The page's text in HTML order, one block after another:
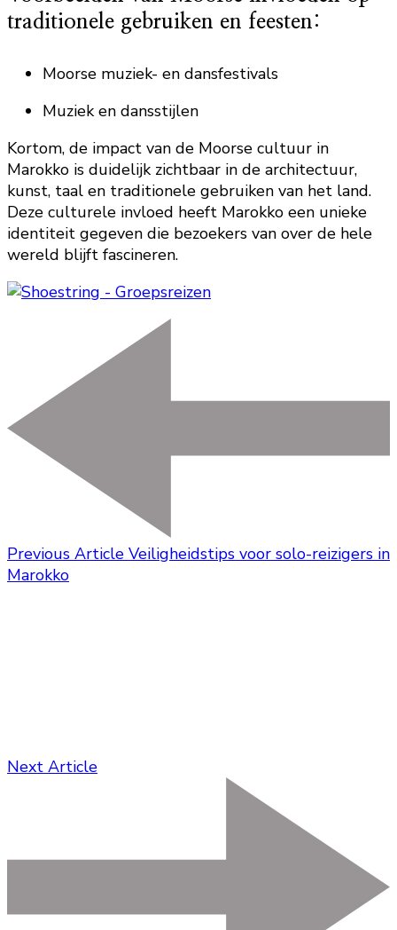
traditionele gebruiken en feesten:
Moorse muziek- en dansfestivals
Muziek en dansstijlen
Kortom, de impact van de Moorse cultuur in
Marokko is duidelijk zichtbaar in de architectuur,
kunst, taal en traditionele gebruiken van het land.
Deze culturele invloed heeft Marokko een unieke
identiteit gegeven die bezoekers van over de hele
wereld blijft fascineren.
Previous Article Veiligheidstips voor solo-reizigers in
Marokko
Next Article